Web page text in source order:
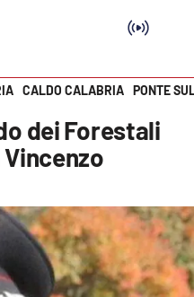
CALDO CALABRIA PONTE
dei Forestali